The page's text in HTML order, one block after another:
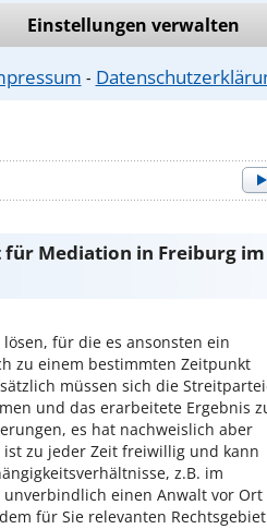
Einstellungen verwalten
⁃
Tätigkeitsbereichen unserer
an, zur Ermöglichung einer
Sie ...
für Mediation in Freiburg im
für die es ansonsten ein
zu einem bestimmten Zeitpunkt
müssen sich die
und das erarbeitete Ergebnis
es hat nachweislich aber
zu jeder Zeit freiwillig und kann
z.B. im
einen Anwalt vor Ort
für Sie relevanten Rechtsgebiet